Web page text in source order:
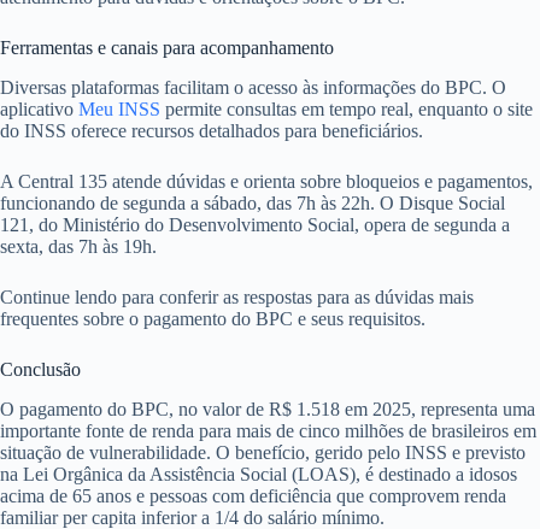
Ferramentas e canais para acompanhamento
Diversas plataformas facilitam o acesso às informações do BPC. O
aplicativo Meu INSS permite consultas em tempo real, enquanto o site
do INSS oferece recursos detalhados para beneficiários.
A Central 135 atende dúvidas e orienta sobre bloqueios e pagamentos,
funcionando de segunda a sábado, das 7h às 22h. O Disque Social
121, do Ministério do Desenvolvimento Social, opera de segunda a
sexta, das 7h às 19h.
Continue lendo para conferir as respostas para as dúvidas mais
frequentes sobre o pagamento do BPC e seus requisitos.
Conclusão
O pagamento do BPC, no valor de R$ 1.518 em 2025, representa uma
importante fonte de renda para mais de cinco milhões de brasileiros em
situação de vulnerabilidade. O benefício, gerido pelo INSS e previsto
na Lei Orgânica da Assistência Social (LOAS), é destinado a idosos
acima de 65 anos e pessoas com deficiência que comprovem renda
familiar per capita inferior a 1/4 do salário mínimo.